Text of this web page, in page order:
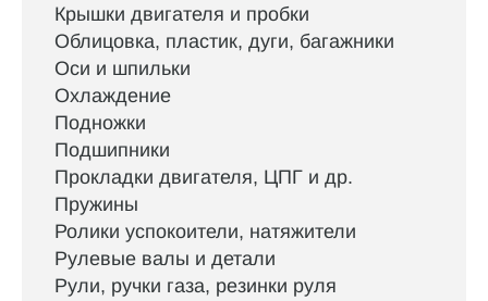
Крышки двигателя и пробки
Облицовка, пластик, дуги, багажники
Оси и шпильки
Охлаждение
Подножки
Подшипники
Прокладки двигателя, ЦПГ и др.
Пружины
Ролики успокоители, натяжители
Рулевые валы и детали
Рули, ручки газа, резинки руля